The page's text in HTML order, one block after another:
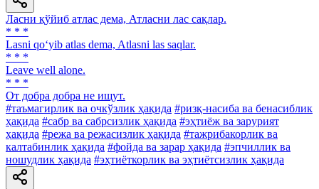
Ласни қўйиб атлас дема, Атласни лас сақлар.
* * *
Lasni qo‘yib atlas dema, Atlasni las saqlar.
* * *
Leave well alone.
* * *
От добра добра не ищут.
#таъмагирлик ва очкўзлик ҳақида #ризқ-насиба ва бенасиблик
ҳақида #сабр ва сабрсизлик ҳақида #эҳтиёж ва зарурият
ҳақида #режа ва режасизлик ҳақида #тажрибакорлик ва
калтабинлик ҳақида #фойда ва зарар ҳақида #эпчиллик ва
ношудлик ҳақида #эҳтиёткорлик ва эҳтиётсизлик ҳақида